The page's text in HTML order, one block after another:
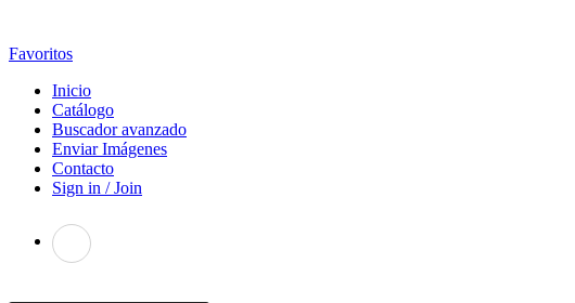
Favoritos
Inicio
Catálogo
Buscador avanzado
Enviar Imágenes
Contacto
Sign in / Join